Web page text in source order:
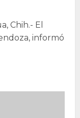
Chih.- El
informó